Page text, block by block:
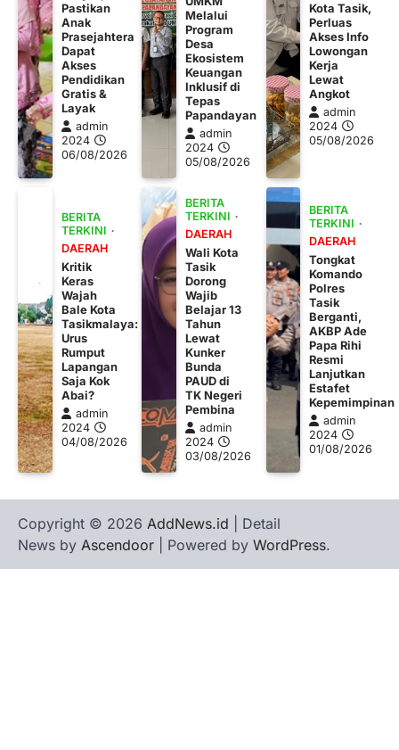
Pastikan
Anak
Prasejahtera
Dapat
Akses
Pendidikan
Gratis &
Layak
admin
2024
06/08/2026
Melalui
Program
Desa
Ekosistem
Keuangan
Inklusif di
Tepas
Papandayan
admin
2024
05/08/2026
Kota Tasik,
Perluas
Akses Info
Lowongan
Kerja
Lewat
Angkot
admin
2024
05/08/2026
BERITA
TERKINI
DAERAH
Kritik
Keras
Wajah
Bale Kota
Tasikmalaya:
Urus
Rumput
Lapangan
Saja Kok
Abai?
admin
2024
04/08/2026
BERITA
TERKINI
DAERAH
Wali Kota
Tasik
Dorong
Wajib
Belajar 13
Tahun
Lewat
Kunker
Bunda
PAUD di
TK Negeri
Pembina
admin
2024
03/08/2026
BERITA
TERKINI
DAERAH
Tongkat
Komando
Polres
Tasik
Berganti,
AKBP Ade
Papa Rihi
Resmi
Lanjutkan
Estafet
Kepemimpinan
admin
2024
01/08/2026
Copyright © 2026 AddNews.id | Detail
News by Ascendoor | Powered by WordPress.